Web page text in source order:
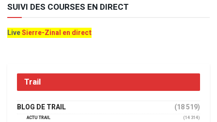
SUIVI DES COURSES EN DIRECT
LiveSierre-Zinal en direct
Trail
BLOG DE TRAIL (18 519)
ACTU TRAIL
(14 314)